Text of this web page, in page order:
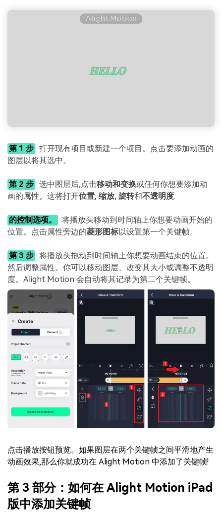
第 1 步 打开现有项目或新建一个项目。点击要添加动画的
图层以将其选中。
第 2 步 选中图层后,点击移动和变换或任何你想要添加动
画的属性。这将打开位置, 缩放, 旋转和不透明度.
的控制选项。
将播放头移动到时间轴上你想要动画开始的
位置。点击属性旁边的菱形图标以设置第一个关键帧。
第 3 步 将播放头拖动到时间轴上你想要动画结束的位置。
然后调整属性。你可以移动图层、改变其大小或调整不透明
度。Alight Motion 会自动将其记录为第二个关键帧。
点击播放按钮预览。如果图层在两个关键帧之间平滑地产生
动画效果,那么你就成功在 Alight Motion 中添加了关键帧!
第 3 部分：如何在 Alight Motion iPad
版中添加关键帧